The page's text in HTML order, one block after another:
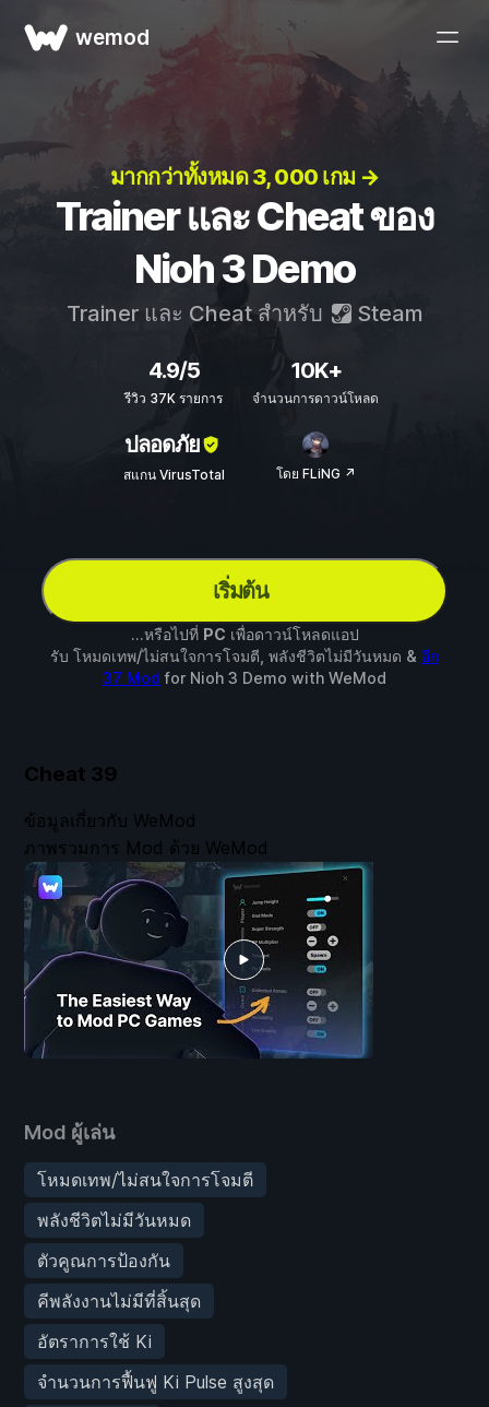
wemod
มากกว่าทั้งหมด 3, 000 เกม →
Trainer และ Cheat ของ
Nioh 3 Demo
Trainer และ Cheat สำหรับ Steam
4.9/5
รีวิว 37K รายการ
10K+
จำนวนการดาวน์โหลด
ปลอดภัย
สแกน VirusTotal โดย FLiNG ↗
เริ่มต้น
...หรือไปที่ PC เพื่อดาวน์โหลดแอป
รับ โหมดเทพ/ไม่สนใจการโจมตี, พลังชีวิตไม่มีวันหมด & อีก
37 Mod for Nioh 3 Demo with WeMod
Cheat 39
Mod ผู้เล่น
โหมดเทพ/ไม่สนใจการโจมตี
พลังชีวิตไม่มีวันหมด
ตัวคูณการป้องกัน
คีพลังงานไม่มีที่สิ้นสุด
อัตราการใช้ Ki
จำนวนการฟื้นฟู Ki Pulse สูงสุด
ข้อมูลเกี่ยวกับ WeMod
ภาพรวมการ Mod ด้วย WeMod